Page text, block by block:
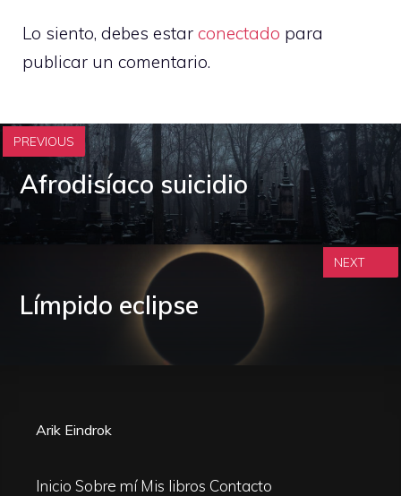
Lo siento, debes estar conectado para
publicar un comentario.
PREVIOUS
Afrodisíaco suicidio
Límpido eclipse
NEXT
Arik Eindrok
Inicio Sobre mí Mis libros Contacto